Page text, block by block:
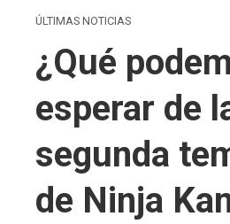
ÚLTIMAS NOTICIAS
¿Qué
esperar de
segunda
de Ninja